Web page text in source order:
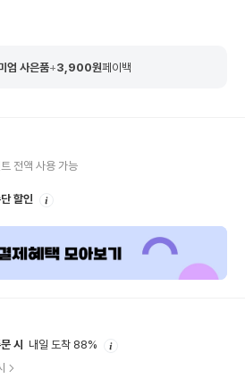
엄 사은품+3,900원페이백
전액 사용 가능
할인
시
내일 도착 88%